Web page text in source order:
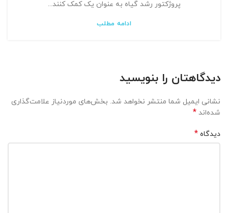
پروژکتور رشد گیاه به عنوان یک کمک کنند...
ادامه مطلب
دیدگاهتان را بنویسید
نشانی ایمیل شما منتشر نخواهد شد. بخش‌های موردنیاز علامت‌گذاری
شده‌اند *
دیدگاه *